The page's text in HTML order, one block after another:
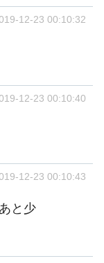
12-23 00:10:32
12-23 00:10:40
12-23 00:10:43
と少